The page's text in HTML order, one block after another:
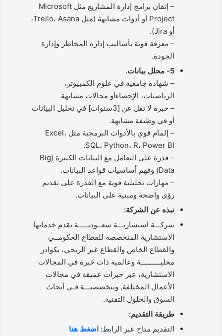
– إتقان برامج إدارة المشاريع مثل Microsoft
Project أو أدوات مشابهة (مثل Trello، Asana،
أو Jira).
– معرفة قوية بأساليب إدارة المخاطر وإدارة
الجودة.
5- محلل بيانات.
– شهادة جامعية في علوم الكمبيوتر،
الرياضيات، الإحصاءأو مجالات مشابهة.
– خبرة لا تقل عن [3سنوات] في تحليل البيانات
أو في وظيفة مشابهة.
– إلمام قوي بالأدوات البرمجية مثل Excel،
SQL، Python، R، Power BI.
– قدرة على التعامل مع البيانات الكبيرة (Big
Data) وفهم أساسيات قواعد البيانات.
– مهارات تحليلية قوية مع القدرة على تقديم
رؤى واضحة ومبنية على البيانات.
نبذه عن الشركة:
شركـــة استشاريـــة سعــوديـــــة تقدم خدماتها
الاستشارية المتخصصة للقطاع الحكومــي
والقطاع الخاص والقطاع غير الربحي، بكوادر
محليــــــــــة وعالمية ذات خبرة في المجالات
الاستشارية، عبر خبرات عميقة في مجالات
الأعمال المختلفة, وبتخصصيـــة فـي أبحاث
السوق والحلول التقنية.
طريقة التقديم:
التقديم متاح عبر الرابط: اضغط هنا